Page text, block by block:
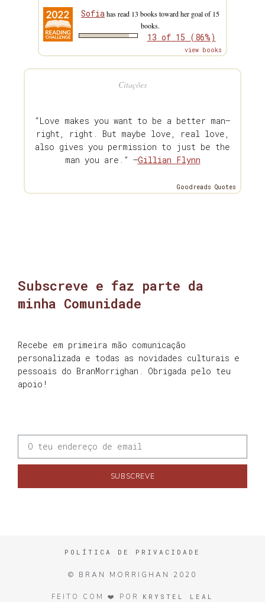
Sofia has read 13 books toward her goal of 15
books.
13 of 15 (86%)
view books
Citações
“Love makes you want to be a better man—
right, right. But maybe love, real love,
also gives you permission to just be the
man you are.” —Gillian Flynn
Goodreads Quotes
Subscreve e faz parte da
minha Comunidade
Recebe em primeira mão comunicação
personalizada e todas as novidades culturais e
pessoais do BranMorrighan. Obrigada pelo teu
apoio!
SUBSCREVE
POLÍTICA DE PRIVACIDADE
© BRAN MORRIGHAN 2020
FEITO COM ❤️ POR KRYSTEL LEAL